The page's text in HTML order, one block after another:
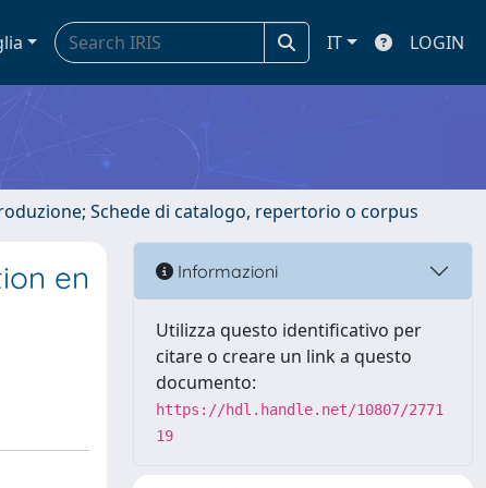
IT LOGIN
Schede di catalogo, repertorio o corpus
en
Informazioni
Utilizza questo identificativo per
citare o creare un link a questo
documento:
https://hdl.handle.net/10807/2771
19